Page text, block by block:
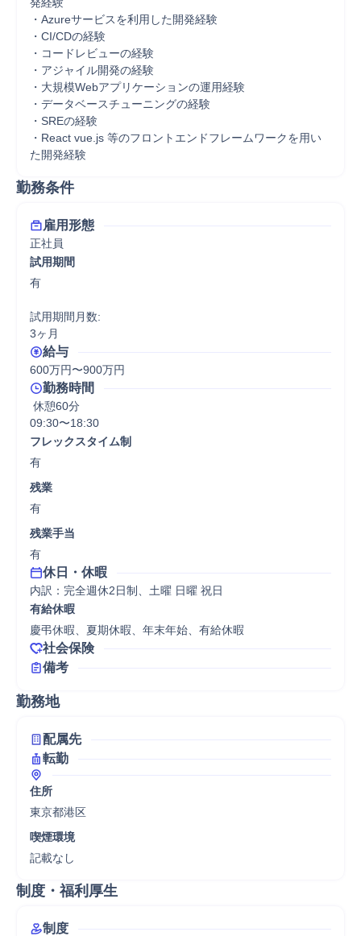
・Azureサービスを利用した開発経験
・CI/CDの経験
・コードレビューの経験
・アジャイル開発の経験
・大規模Webアプリケーションの運用経験
・データベースチューニングの経験
・SREの経験
・React vue.js 等のフロントエンドフレームワークを用い
た開発経験
勤務条件
雇用形態
正社員
試用期間
有
試用期間月数:
3ヶ月
給与
600万円〜900万円
勤務時間
休憩60分
09:30〜18:30
フレックスタイム制
有
残業
有
残業手当
有
休日・休暇
内訳：完全週休2日制、土曜 日曜 祝日
有給休暇
慶弔休暇、夏期休暇、年末年始、有給休暇
社会保険
備考
勤務地
配属先
転勤
住所
東京都港区
喫煙環境
記載なし
制度・福利厚生
制度